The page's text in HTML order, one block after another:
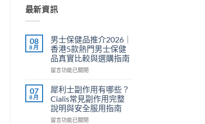
最新資訊
08
8 月
男士保健品推介2026｜
香港5款熱門男士保健
品真實比較與選購指南
在
士
保
健
品
推
留言功能已關閉
07
8 月
犀利士副作用有哪些？
Cialis常見副作用完整
說明與安全服用指南
在
留言功能已關閉